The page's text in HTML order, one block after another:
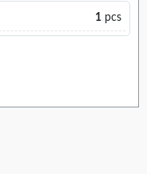
1 pcs